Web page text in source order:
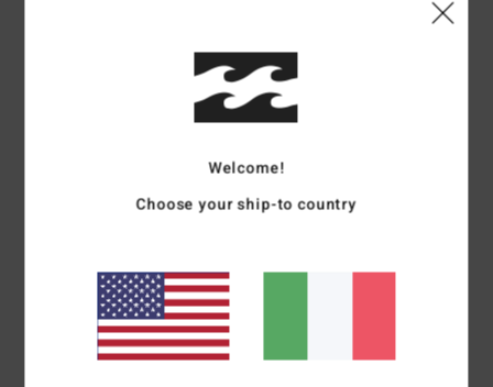
Codice colore
tessuto esterno Smooth Skin
Grafene abbinato al tessuto interno Silicone Stretch
Forma:guanto a 5 dita
Spessore:3 mm
Dettagli delle cuciture esterne:
Welcome!
Choose your ship-to country